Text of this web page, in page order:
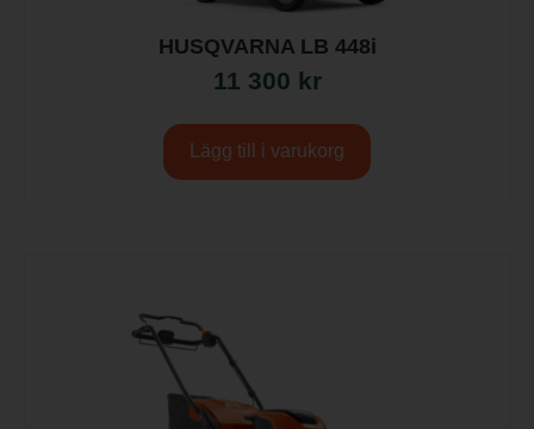
HUSQVARNA LB 448i
11 300 kr
Lägg till i varukorg